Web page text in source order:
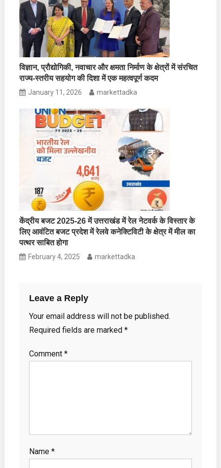
विज्ञान, प्रौद्योगिकी, नवाचार और क्षमता निर्माण के क्षेत्रों में संरचित
राज्य-स्तरीय सहयोग की दिशा में एक महत्वपूर्ण कदम
January 11, 2026 markettadka
केंद्रीय बजट 2025-26 में उत्तराखंड में रेल नेटवर्क के विस्तार के
लिए आवंटित बजट प्रदेश में रेलवे कनेक्टिविटी के क्षेत्र में मील का
पत्थर साबित होगा
February 4, 2025 markettadka
Leave a Reply
Your email address will not be published.
Required fields are marked *
Comment *
Name *